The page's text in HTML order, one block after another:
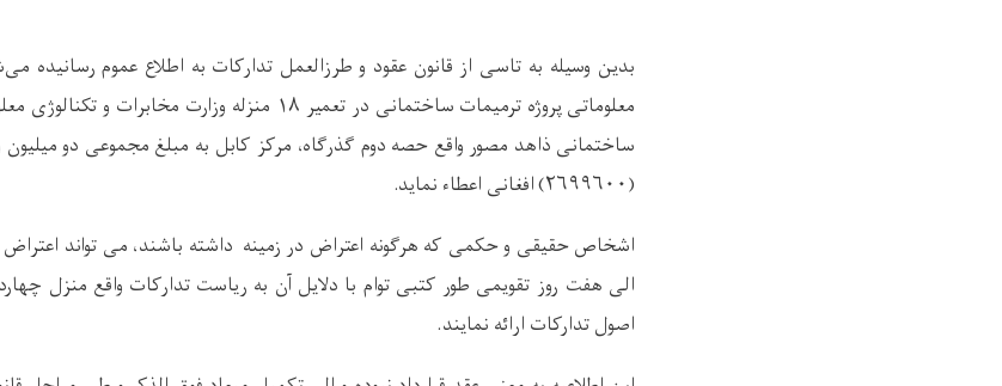
بدین وسیله به تاسی از قانون عقود و طرزالعمل تدارکات به اطلاع عموم رسانیده
معلوماتیپروژه ترمیمات ساختمانی در تعمیر ۱۸ منزله وزارت مخابرات و تکنالوژی معلوماتی
ساختمانی ذاهد مصور واقع حصه دوم گذرگاه، مرکز کابل به مبلغ مجموعی دو
(۲۶۹۹۶۰۰) افغانی
اعطاء نماید.
اشخاص حقیقی و حکمی که هرگونه اعتراض در زمینه داشته باشند، می تواند اعتراض
اصول تدارکات ارائه نمایند.